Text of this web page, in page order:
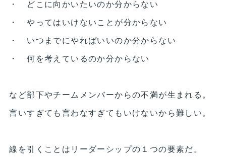
・ どこに向かいたいのか分からない
・ やってはいけないことが分からない
・ いつまでにやればいいのか分からない
・ 何を考えているのか分からない
など部下やチームメンバーからの不満が生まれる。
言いすぎても言わなすぎてもいけないから難しい。
線を引くことはリーダーシップの１つの要素だ。